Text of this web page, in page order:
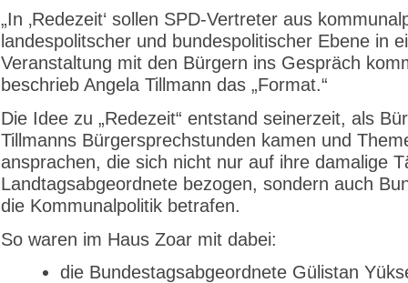
„In ‚Redezeit‘ sollen SPD-Vertreter aus
landespolitscher und bundespolitischer Ebene in
Veranstaltung mit den Bürgern ins Gespräch
beschrieb Angela Tillmann das „Format.“
Die Idee zu „Redezeit“ entstand seinerzeit, als
Tillmanns Bürgersprechstunden kamen und
ansprachen, die sich nicht nur auf ihre damalige
Landtagsabgeordnete bezogen, sondern auch
die Kommunalpolitik betrafen.
So waren im Haus Zoar mit dabei:
die Bundestagsabgeordnete Gülistan